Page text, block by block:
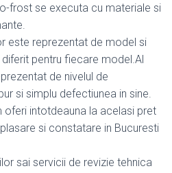
frost se executa cu materiale si
este reprezentat de model si
pentru fiecare model.Al
de nivelul de
si simplu defectiunea in sine.
oferi intotdeauna la acelasi pret
si constatare in Bucuresti
sai servicii de revizie tehnica